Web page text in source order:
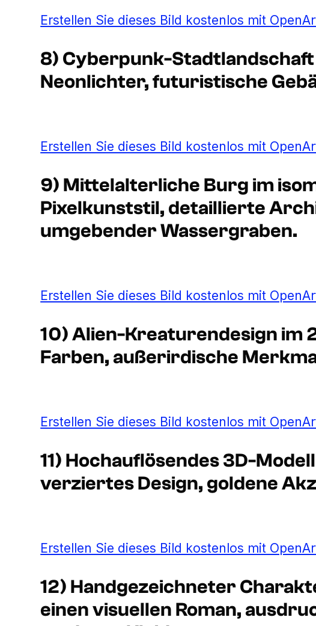
Erstellen Sie dieses Bild kostenlos mit
8) Cyberpunk-Stadtlandschaft
Neonlichter, futuristische
Erstellen Sie dieses Bild kostenlos mit
9) Mittelalterliche Burg im
Pixelkunststil, detaillierte
umgebender Wassergraben.
Erstellen Sie dieses Bild kostenlos mit
10) Alien-Kreaturendesign im
Farben, außerirdische
Erstellen Sie dieses Bild kostenlos mit
11) Hochauflösendes 3D-
verziertes Design, goldene
Erstellen Sie dieses Bild kostenlos mit
12) Handgezeichneter
einen visuellen Roman,